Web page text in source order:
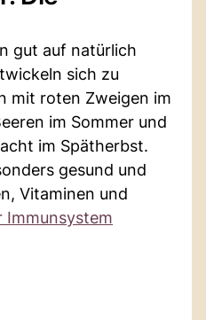
gut auf natürlich
sich zu
mit roten Zweigen im
im Sommer und
im Spätherbst.
gesund und
Vitaminen und
Immunsystem